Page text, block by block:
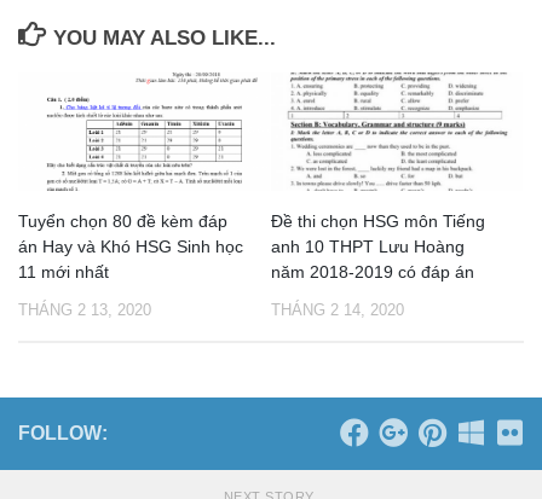
YOU MAY ALSO LIKE...
Tuyển chọn 80 đề kèm đáp
án Hay và Khó HSG Sinh học
11 mới nhất
THÁNG 2 13, 2020
Đề thi chọn HSG môn Tiếng
anh 10 THPT Lưu Hoàng
năm 2018-2019 có đáp án
THÁNG 2 14, 2020
FOLLOW: